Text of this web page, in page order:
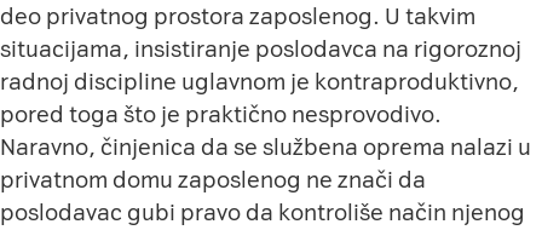
deo privatnog prostora zaposlenog. U takvim
situacijama, insistiranje poslodavca na rigoroznoj
radnoj discipline uglavnom je kontraproduktivno,
pored toga što je praktično nesprovodivo.
Naravno, činjenica da se službena oprema nalazi u
privatnom domu zaposlenog ne znači da
poslodavac gubi pravo da kontroliše način njenog